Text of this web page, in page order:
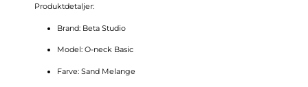
Produktdetaljer:
Brand: Beta Studio
Model: O-neck Basic
Farve: Sand Melange